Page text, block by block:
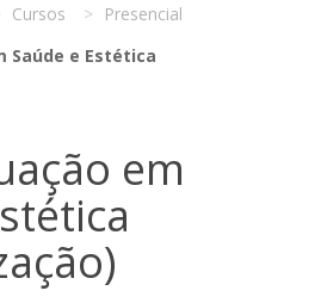
Cursos
Presencial
Saúde e Estética
em